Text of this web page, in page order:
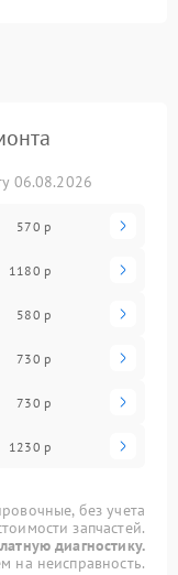
06.08.2026
570 р
1180 р
580 р
730 р
730 р
1230 р
без учета
запчастей.
диагностику.
на неисправность.